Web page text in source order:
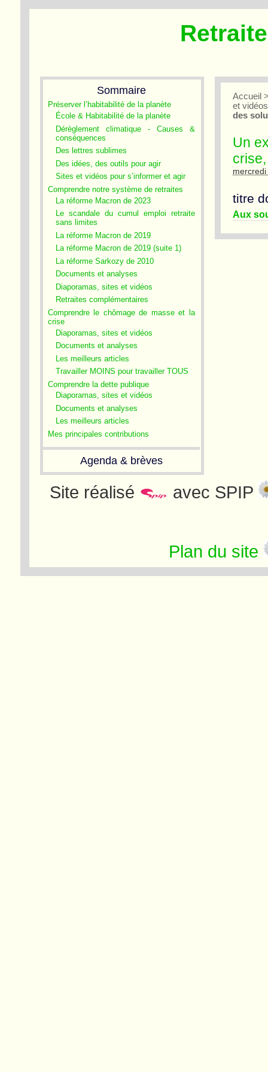
Sommaire
Préserver l’habitabilité de la planète
École & Habitabilité de la planète
Dérèglement climatique - Causes &
conséquences
Des lettres sublimes
Des idées, des outils pour agir
Sites et vidéos pour s’informer et agir
Comprendre notre système de retraites
La réforme Macron de 2023
Le scandale du cumul emploi retraite
sans limites
La réforme Macron de 2019
La réforme Macron de 2019 (suite 1)
La réforme Sarkozy de 2010
Documents et analyses
Diaporamas, sites et vidéos
Retraites complémentaires
Comprendre le chômage de masse et la
crise
Diaporamas, sites et vidéos
Documents et analyses
Les meilleurs articles
Travailler MOINS pour travailler TOUS
Comprendre la dette publique
Diaporamas, sites et vidéos
Documents et analyses
Les meilleurs articles
Mes principales contributions
Agenda & brèves
Accueil
et vidéos
des
Un
titre
Aux
Site réalisé avec SPIP
Plan du site